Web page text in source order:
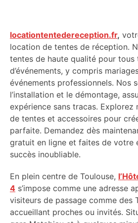
locationtentedereception.fr,
location de tentes de réception.
tentes de haute qualité pour tous
d’événements, y compris
événements professionnels. Nos
l’installation et le démontage,
expérience sans tracas. Explorez
de tentes et accessoires pour
parfaite. Demandez dès
gratuit en ligne et faites de votre
succès inoubliable.
En plein centre de Toulouse,
4 s’impose comme une adresse
visiteurs de passage comme des
accueillant proches ou invités.